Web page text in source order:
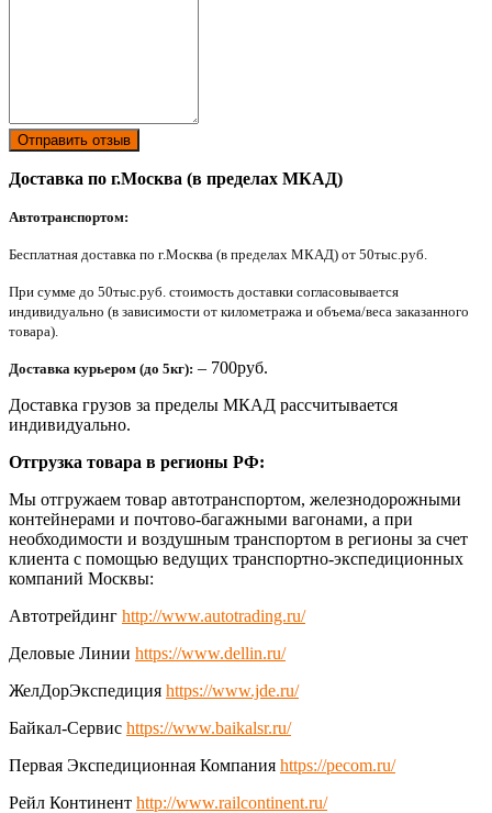
Отправить отзыв
Доставка по г.Москва (в пределах МКАД)
Автотранспортом:
Бесплатная доставка по г.Москва (в пределах МКАД) от 50тыс.руб.
При сумме до 50тыс.руб. стоимость доставки согласовывается
индивидуально (в зависимости от километража и объема/веса заказанного
товара).
Доставка курьером (до 5кг): – 700руб.
Доставка грузов за пределы МКАД рассчитывается
индивидуально.
Отгрузка товара в регионы РФ:
Мы отгружаем товар автотранспортом, железнодорожными
контейнерами и почтово-багажными вагонами, а при
необходимости и воздушным транспортом в регионы за счет
клиента с помощью ведущих транспортно-экспедиционных
компаний Москвы:
Автотрейдинг http://www.autotrading.ru/
Деловые Линии https://www.dellin.ru/
ЖелДорЭкспедиция https://www.jde.ru/
Байкал-Сервис https://www.baikalsr.ru/
Первая Экспедиционная Компания https://pecom.ru/
Рейл Континент http://www.railcontinent.ru/